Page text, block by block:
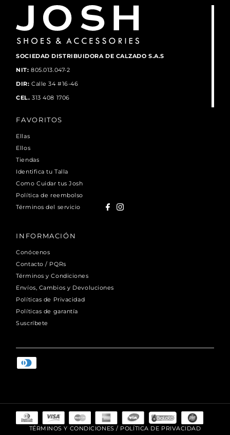
SOCIEDAD DISTRIBUIDORA DE CALZADO S.A.S
NIT: 805.013.047-2
DIR:Calle 34 #16-46
CEL.313 408 1706
FAVORITOS
Ellas
Ellos
Tiendas
Identifica tu Talla
Como Cuidar tus Josh
Política de reembolso
Términos del servicio
INFORMACIÓN
Conócenos
Contacto / PQRs
Términos y Condiciones
Envíos, Cambios y Devoluciones
Políticas de Privacidad
Políticas de garantía
Suscríbete
TÉRMINOS Y CONDICIONES / POLÍTICA DE PRIVACIDAD